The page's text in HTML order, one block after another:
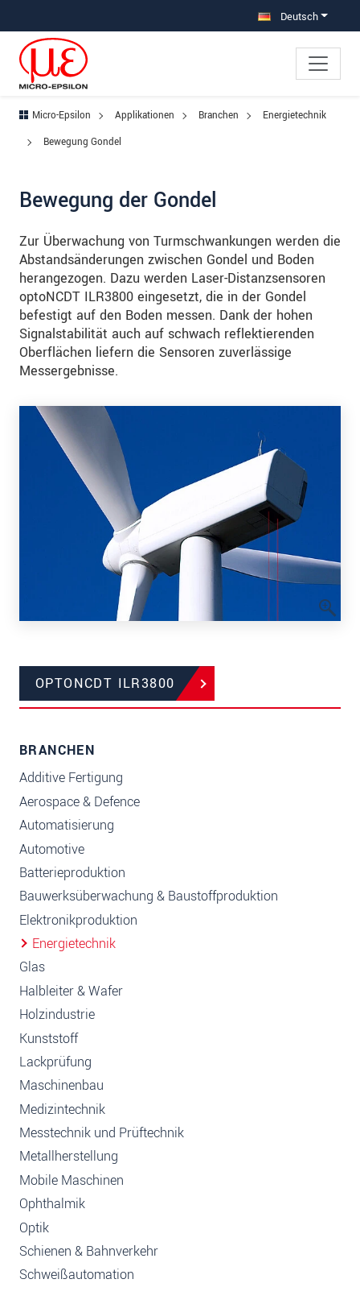
Deutsch
Micro-Epsilon Applikationen Branchen
Energietechnik
Bewegung Gondel
Bewegung der Gondel
Zur Überwachung von Turmschwankungen werden die
Abstandsänderungen zwischen Gondel und Boden
herangezogen. Dazu werden Laser-Distanzsensoren
optoNCDT ILR3800 eingesetzt, die in der Gondel
befestigt auf den Boden messen. Dank der hohen
Signalstabilität auch auf schwach reflektierenden
Oberflächen liefern die Sensoren zuverlässige
Messergebnisse.
OPTONCDT ILR3800
BRANCHEN
Additive Fertigung
Aerospace & Defence
Automatisierung
Automotive
Batterieproduktion
Bauwerksüberwachung & Baustoffproduktion
Elektronikproduktion
Energietechnik
Glas
Halbleiter & Wafer
Holzindustrie
Kunststoff
Lackprüfung
Maschinenbau
Medizintechnik
Messtechnik und Prüftechnik
Metallherstellung
Mobile Maschinen
Ophthalmik
Optik
Schienen & Bahnverkehr
Schweißautomation